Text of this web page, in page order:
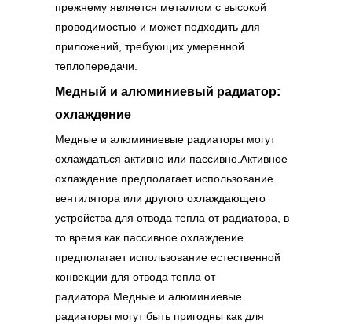
прежнему является металлом с высокой
проводимостью и может подходить для
приложений, требующих умеренной
теплопередачи.
Медный и алюминиевый радиатор:
охлаждение
Медные и алюминиевые радиаторы могут
охлаждаться активно или пассивно.Активное
охлаждение предполагает использование
вентилятора или другого охлаждающего
устройства для отвода тепла от радиатора, в
то время как пассивное охлаждение
предполагает использование естественной
конвекции для отвода тепла от
радиатора.Медные и алюминиевые
радиаторы могут быть пригодны как для